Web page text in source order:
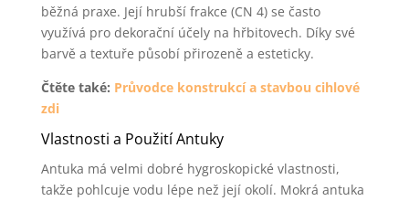
běžná praxe. Její hrubší frakce (CN 4) se často
využívá pro dekorační účely na hřbitovech. Díky své
barvě a textuře působí přirozeně a esteticky.
Čtěte také: Průvodce konstrukcí a stavbou cihlové
zdi
Vlastnosti a Použití Antuky
Antuka má velmi dobré hygroskopické vlastnosti,
takže pohlcuje vodu lépe než její okolí. Mokrá antuka